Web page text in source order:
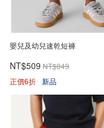
嬰兒及幼兒速乾短褲
NT$509 NT$849
正價6折 新品